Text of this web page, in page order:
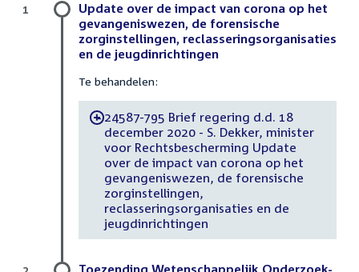
Update over de impact van corona op het
gevangeniswezen, de forensische
zorginstellingen, reclasseringsorganisaties
en de jeugdinrichtingen
Te behandelen:
-24587-795 Brief regering d.d. 18
december 2020 - S. Dekker, minister
voor Rechtsbescherming Update
over de impact van corona op het
gevangeniswezen, de forensische
zorginstellingen,
reclasseringsorganisaties en de
jeugdinrichtingen
1
Toezending Wetenschappelijk Onderzoek-